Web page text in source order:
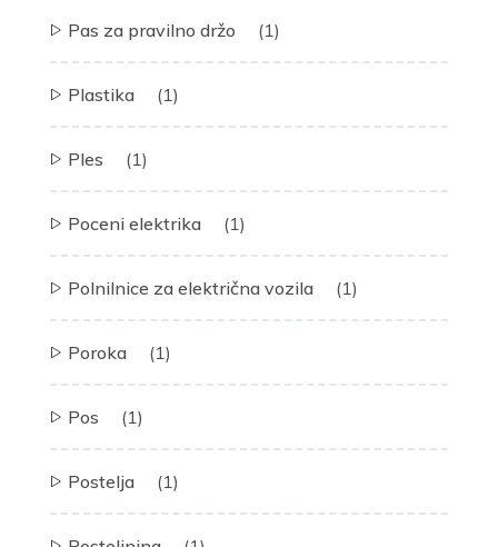
Pas za pravilno držo (1)
Plastika (1)
Ples (1)
Poceni elektrika (1)
Polnilnice za električna vozila (1)
Poroka (1)
Pos (1)
Postelja (1)